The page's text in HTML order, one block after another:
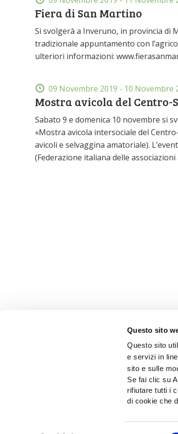
Questo sito
Questo sito
e servizi in
sito e sulle
Se fai clic su
rifiutare tutti i
di cookie che
Fiera di San Martino
Si svolgerà a Inveruno, in provincia di
tradizionale appuntamento con
ulteriori informazioni:
09 Novembre 2019 - 10 Novembre
Mostra avicola del Centro-
Sabato 9 e domenica 10 novembre si
«Mostra avicola intersociale del
avicoli e selvaggina amatoriale).
(Federazione italiana delle
EDIZIONI L'INFORMATORE AGRARIO